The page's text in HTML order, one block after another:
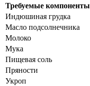
Требуемые компоненты
Индюшиная грудка
Масло подсолнечника
Молоко
Мука
Пищевая соль
Пряности
Укроп